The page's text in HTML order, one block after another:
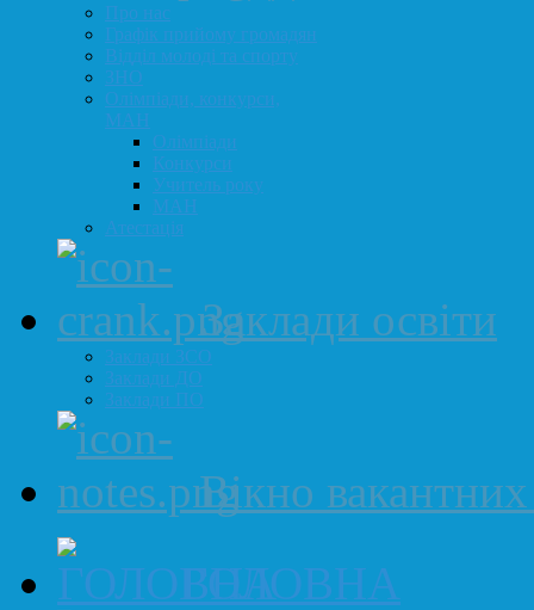
Про нас
Графік прийому громадян
Відділ молоді та спорту
ЗНО
Олімпіади, конкурси,
МАН
Олімпіади
Конкурси
Учитель року
МАН
Атестація
Заклади освіти
Заклади ЗСО
Заклади ДО
Заклади ПО
Вікно
ГОЛОВНА